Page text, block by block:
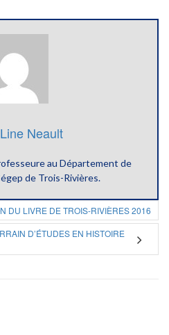
Neault
au Département de
de Trois-Rivières.
DU LIVRE DE TROIS-RIVIÈRES 2016
D’ÉTUDES EN HISTOIRE